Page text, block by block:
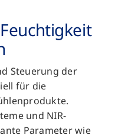
Steuerung der
für die
und NIR-
Parameter wie